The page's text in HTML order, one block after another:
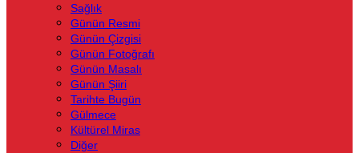
Sağlık
Günün Resmi
Günün Çizgisi
Günün Fotoğrafı
Günün Masalı
Günün Şiiri
Tarihte Bugün
Gülmece
Kültürel Miras
Diğer